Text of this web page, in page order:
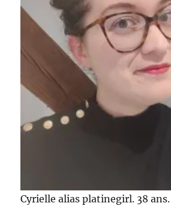
janvier
!
Cyrielle alias platinegirl. 38